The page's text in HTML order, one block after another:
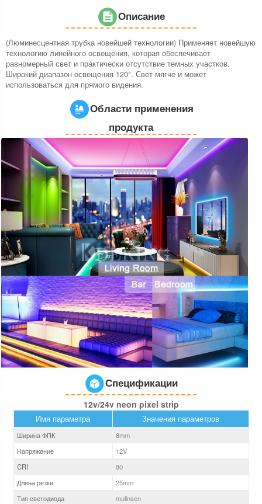
Описание
(Люминесцентная трубка новейшей технологии) Применяет новейшую
технологию линейного освещения, которая обеспечивает
равномерный свет и практически отсутствие темных участков.
Широкий диапазон освещения 120°. Свет мягче и может
использоваться для прямого видения.
Области применения
продукта
Спецификации
12v/24v neon pixel strip
Имя параметра Значения параметров
Ширина ФПК 8mm
Напряжение
12V
CRI
80
Длина резки
25mm
Тип светодиода
mulinsen